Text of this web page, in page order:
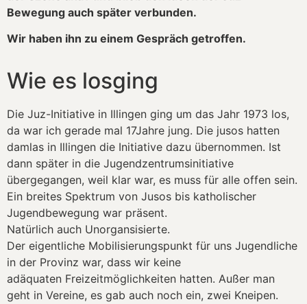
Bewegung auch später verbunden.
Wir haben ihn zu einem Gespräch getroffen.
Wie es losging
Die Juz-Initiative in Illingen ging um das Jahr 1973 los,
da war ich gerade mal 17Jahre jung. Die jusos hatten
damlas in Illingen die Initiative dazu übernommen. Ist
dann später in die Jugendzentrumsinitiative
übergegangen, weil klar war, es muss für alle offen sein.
Ein breites Spektrum von Jusos bis katholischer
Jugendbewegung war präsent.
Natürlich auch Unorgansisierte.
Der eigentliche Mobilisierungspunkt für uns Jugendliche
in der Provinz war, dass wir keine
adäquaten Freizeitmöglichkeiten hatten. Außer man
geht in Vereine, es gab auch noch ein, zwei Kneipen.